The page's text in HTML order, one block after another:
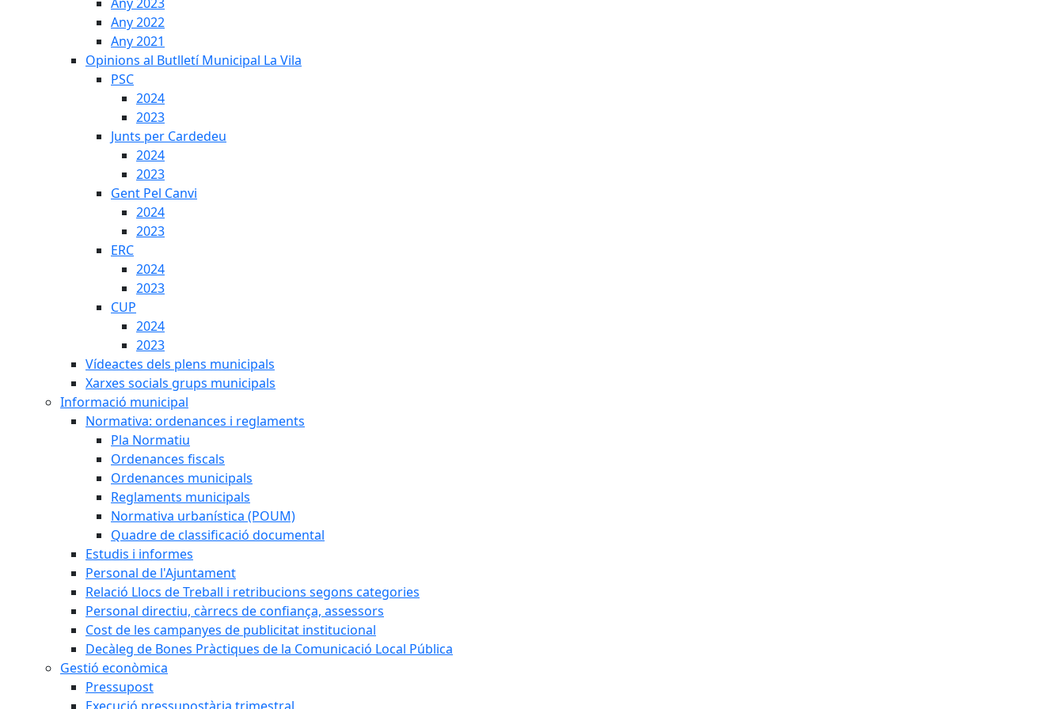
Any 2022
Any 2021
Opinions al Butlletí Municipal La Vila
PSC
2024
2023
Junts per Cardedeu
2024
2023
Gent Pel Canvi
2024
2023
ERC
2024
2023
CUP
2024
2023
Vídeactes dels plens municipals
Xarxes socials grups municipals
Informació municipal
Normativa: ordenances i reglaments
Pla Normatiu
Ordenances fiscals
Ordenances municipals
Reglaments municipals
Normativa urbanística (POUM)
Quadre de classificació documental
Estudis i informes
Personal de l'Ajuntament
Relació Llocs de Treball i retribucions segons categories
Personal directiu, càrrecs de confiança, assessors
Cost de les campanyes de publicitat institucional
Decàleg de Bones Pràctiques de la Comunicació Local Pública
Gestió econòmica
Pressupost